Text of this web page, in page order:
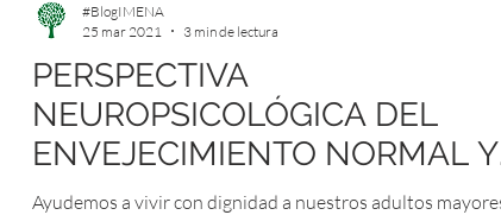
PERSPECTIVA
NEUROPSICOLÓGICA DEL
ENVEJECIMIENTO NORMAL Y
PATOLÓGICO
Ayudemos a vivir con dignidad a nuestros adultos
#BlogIMENA
25 mar 2021
3 min de lectura